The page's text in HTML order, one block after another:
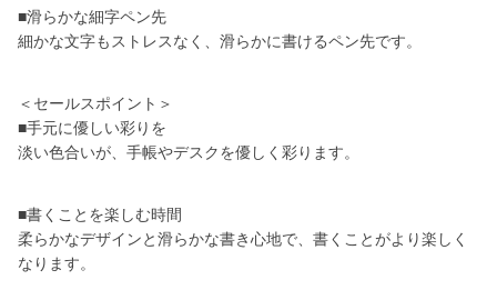
■滑らかな細字ペン先
細かな文字もストレスなく、滑らかに書けるペン先です。
＜セールスポイント＞
■手元に優しい彩りを
淡い色合いが、手帳やデスクを優しく彩ります。
■書くことを楽しむ時間
柔らかなデザインと滑らかな書き心地で、書くことがより楽しく
なります。